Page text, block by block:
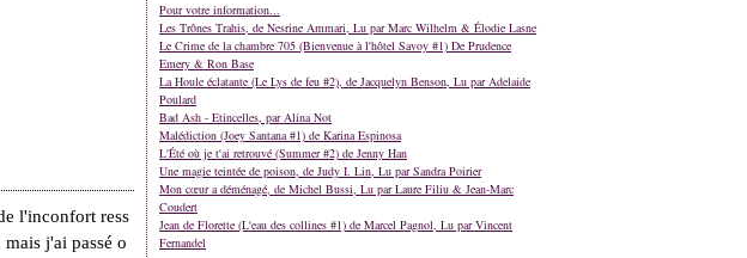
l'inconfort ress
j'ai passé o
Pour votre information...
Les Trônes Trahis, de Nesrine Ammari, Lu par Marc Wilhelm & Élodie Lasne
Le Crime de la chambre 705 (Bienvenue à l'hôtel Savoy #1) De Prudence
Emery & Ron Base
La Houle éclatante (Le Lys de feu #2), de Jacquelyn Benson, Lu par Adelaide
Poulard
Bad Ash - Etincelles, par Alina Not
Malédiction (Joey Santana #1) de Karina Espinosa
L'Été où je t'ai retrouvé (Summer #2) de Jenny Han
Une magie teintée de poison, de Judy I. Lin, Lu par Sandra Poirier
Mon cœur a déménagé, de Michel Bussi, Lu par Laure Filiu & Jean-Marc
Coudert
Jean de Florette (L'eau des collines #1) de Marcel Pagnol, Lu par Vincent
Fernandel